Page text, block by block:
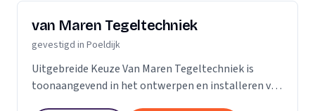
van Maren Tegeltechniek
gevestigd in Poeldijk
Uitgebreide Keuze Van Maren Tegeltechniek is
toonaangevend in het ontwerpen en installeren van